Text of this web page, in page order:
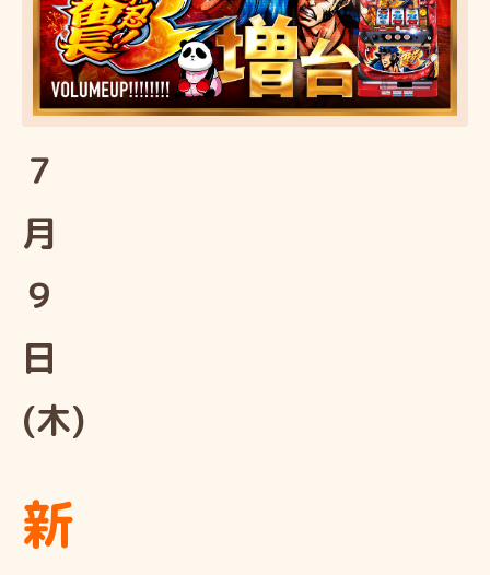
７
月
９
日
(木)
新